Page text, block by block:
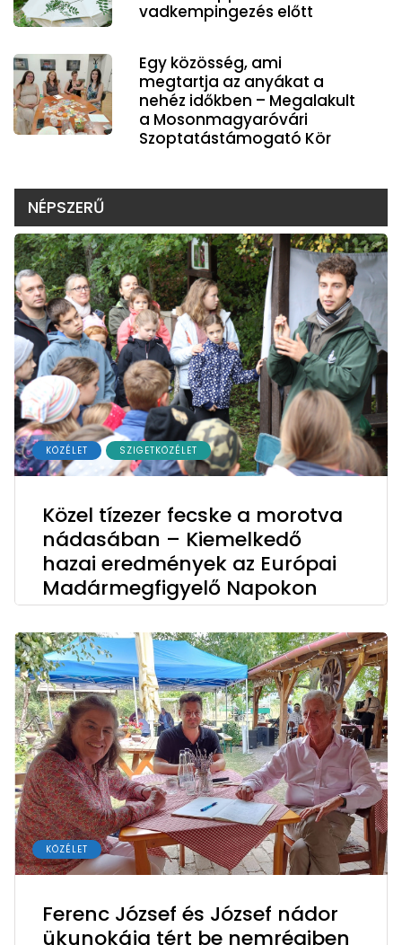
vadkempingezés előtt
Egy közösség, ami
megtartja az anyákat a
nehéz időkben – Megalakult
a Mosonmagyaróvári
Szoptatástámogató Kör
NÉPSZERŰ
KÖZÉLET SZIGETKÖZÉLET
Közel tízezer fecske a morotva
nádasában – Kiemelkedő
hazai eredmények az Európai
Madármegfigyelő Napokon
KÖZÉLET
Ferenc József és József nádor
ükunokája tért be nemrégiben